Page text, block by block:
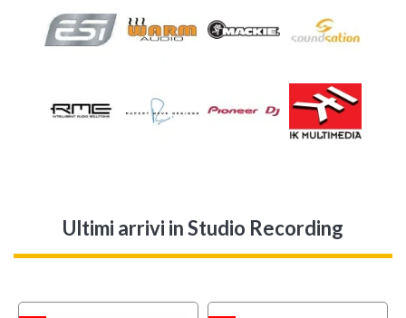
Ultimi arrivi in Studio Recording